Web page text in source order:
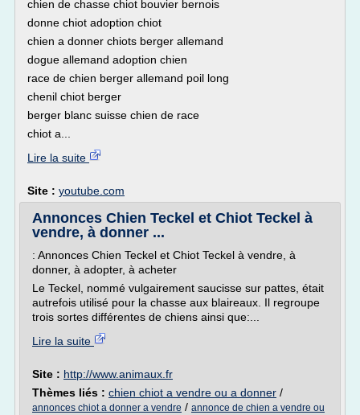
chien de chasse chiot bouvier bernois
donne chiot adoption chiot
chien a donner chiots berger allemand
dogue allemand adoption chien
race de chien berger allemand poil long
chenil chiot berger
berger blanc suisse chien de race
chiot a...
Lire la suite
Site : youtube.com
Annonces Chien Teckel et Chiot Teckel à
vendre, à donner ...
: Annonces Chien Teckel et Chiot Teckel à vendre, à
donner, à adopter, à acheter
Le Teckel, nommé vulgairement saucisse sur pattes, était
autrefois utilisé pour la chasse aux blaireaux. Il regroupe
trois sortes différentes de chiens ainsi que:...
Lire la suite
Site : http://www.animaux.fr
Thèmes liés : chien chiot a vendre ou a donner /
annonces chiot a donner a vendre / annonce de chien a vendre ou